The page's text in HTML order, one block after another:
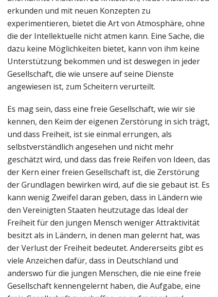
erkunden und mit neuen Konzepten zu
experimentieren, bietet die Art von Atmosphäre, ohne
die der Intellektuelle nicht atmen kann. Eine Sache, die
dazu keine Möglichkeiten bietet, kann von ihm keine
Unterstützung bekommen und ist deswegen in jeder
Gesellschaft, die wie unsere auf seine Dienste
angewiesen ist, zum Scheitern verurteilt.
Es mag sein, dass eine freie Gesellschaft, wie wir sie
kennen, den Keim der eigenen Zerstörung in sich trägt,
und dass Freiheit, ist sie einmal errungen, als
selbstverständlich angesehen und nicht mehr
geschätzt wird, und dass das freie Reifen von Ideen, das
der Kern einer freien Gesellschaft ist, die Zerstörung
der Grundlagen bewirken wird, auf die sie gebaut ist. Es
kann wenig Zweifel daran geben, dass in Ländern wie
den Vereinigten Staaten heutzutage das Ideal der
Freiheit für den jungen Mensch weniger Attraktivität
besitzt als in Ländern, in denen man gelernt hat, was
der Verlust der Freiheit bedeutet. Andererseits gibt es
viele Anzeichen dafür, dass in Deutschland und
anderswo für die jungen Menschen, die nie eine freie
Gesellschaft kennengelernt haben, die Aufgabe, eine